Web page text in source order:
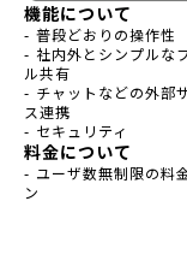
機能について
- 普段どおりの操作性
- 社内外とシンプルな
ル共有
- チャットなどの外部
ス連携
- セキュリティ
料金について
- ユーザ数無制限の料
ン